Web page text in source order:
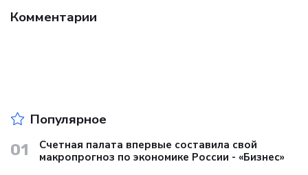
Комментарии
Популярное
01
Счетная палата впервые составила свой
макропрогноз по экономике России - «Бизнес»